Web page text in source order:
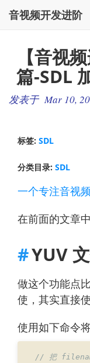
音视频开发进阶
【音视
篇-SDL
发表于 Mar 10,
标签: SDL
分类目录: SDL
一个专注音视
在前面的文章
YUV
做这个功能点
使，其实直接
使用如下命令